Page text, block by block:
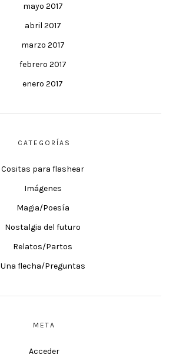
mayo 2017
abril 2017
marzo 2017
febrero 2017
enero 2017
CATEGORÍAS
Cositas para flashear
Imágenes
Magia/Poesía
Nostalgia del futuro
Relatos/Partos
Una flecha/Preguntas
META
Acceder